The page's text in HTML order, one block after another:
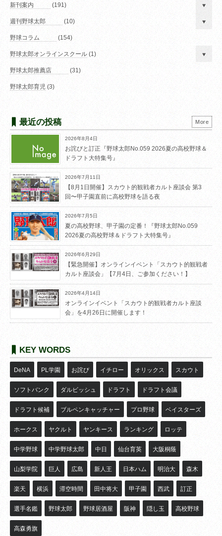
新刊案内 (191)
週刊野球太郎 (10)
野球コラム (154)
野球太郎オンラインスクール (1)
野球太郎推薦店 (31)
野球太郎育児 (3)
最近の投稿
2026年8月4日
お詫びと訂正『野球太郎No.059 2026夏の高校野球＆
ドラフト大特集号』
2026年7月11日
【8月1日開催】スカウト的観戦者カルト座談会 第3
回〜甲子園直前に高校野球を語る夜
2026年7月5日
夏の高校野球、甲子園の定番！『野球太郎No.059
2026夏の高校野球＆ドラフト大特集号』
2026年6月29日
【緊急開催】オンラインイベント「スカウト的観戦者
カルト座談会」【7月4日、ご参加ください！】
2026年4月14日
オンラインイベント「スカウト的観戦者カルト座談
会」を4月26日に開催します！
More
KEY WORDS
DeNA PL学園 お詫び イチロー オリックス スカウト
ソフトバンク ダルビッシュ ドラフト ドラフト会議
ドラフト候補 ブルペンキャッチャー プロ野球 ベイスターズ
ホークス ヤクルト ヤンキース ランキング ロッテ
中学野球 中学野球太郎 中日 仙台育英 大阪桐蔭
山梨学院 巨人 広島 新人王 日本ハム 明治大 森木
楽天 横浜 滞空時間 田中将大 甲子園 西武 訂正
選手名鑑 野球太郎 野球居酒屋 阪神 隠し玉 高校野球
高森勇旗